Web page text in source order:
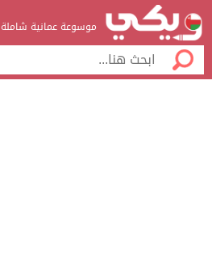
موسوعة عمانية شاملة